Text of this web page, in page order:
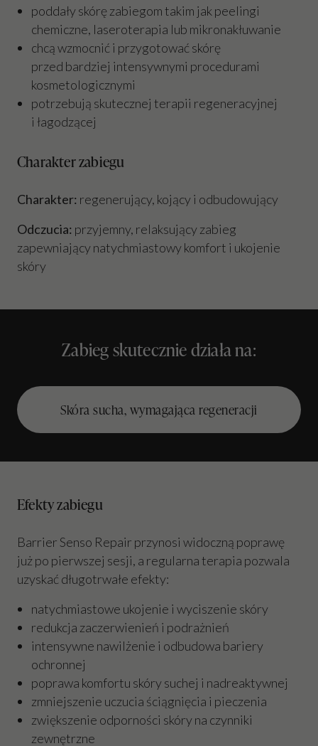
poddały skórę zabiegom takim jak peelingi
chemiczne, laseroterapia lub mikronakłuwanie
chcą wzmocnić i przygotować skórę
przed bardziej intensywnymi procedurami
kosmetologicznymi
potrzebują skutecznej terapii regeneracyjnej
i łagodzącej
Charakter zabiegu
Charakter: regenerujący, kojący i odbudowujący
Odczucia: przyjemny, relaksujący zabieg
zapewniający natychmiastowy komfort i ukojenie
skóry
Zabieg skutecznie działa na:
Skóra sucha, wymagająca regeneracji
Efekty zabiegu
Barrier Senso Repair przynosi widoczną poprawę
już po pierwszej sesji, a regularna terapia pozwala
uzyskać długotrwałe efekty:
natychmiastowe ukojenie i wyciszenie skóry
redukcja zaczerwienień i podrażnień
intensywne nawilżenie i odbudowa bariery
ochronnej
poprawa komfortu skóry suchej i nadreaktywnej
zmniejszenie uczucia ściągnięcia i pieczenia
zwiększenie odporności skóry na czynniki
zewnętrzne